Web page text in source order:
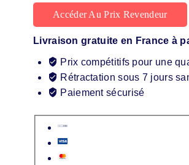
Accéder Au Prix Revendeur
Livraison gratuite en France à
Prix compétitifs pour une
Rétractation sous 7 jours
Paiement sécurisé